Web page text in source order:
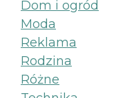
Dom i ogród
Moda
Reklama
Rodzina
Różne